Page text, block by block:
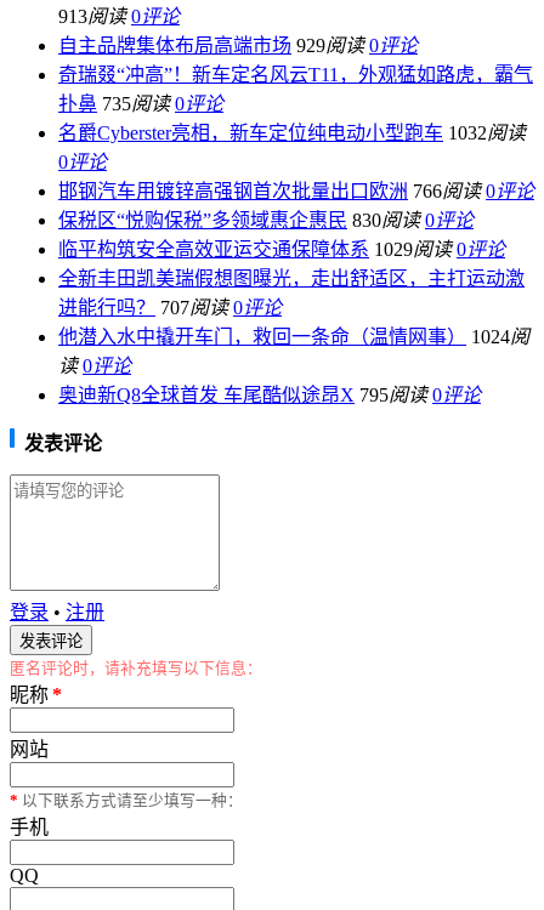
913阅读 0评论
自主品牌集体布局高端市场 929阅读 0评论
奇瑞叕“冲高”！新车定名风云T11，外观猛如路虎，霸气
扑鼻 735阅读 0评论
名爵Cyberster亮相，新车定位纯电动小型跑车 1032阅读
0评论
邯钢汽车用镀锌高强钢首次批量出口欧洲 766阅读 0评论
保税区“悦购保税”多领域惠企惠民 830阅读 0评论
临平构筑安全高效亚运交通保障体系 1029阅读 0评论
全新丰田凯美瑞假想图曝光，走出舒适区，主打运动激
进能行吗？
707阅读 0评论
他潜入水中撬开车门，救回一条命（温情网事）
1024阅
读 0评论
奥迪新Q8全球首发 车尾酷似途昂X 795阅读 0评论
发表评论
登录 • 注册
匿名评论时，请补充填写以下信息：
昵称*
网站
* 以下联系方式请至少填写一种：
手机
QQ